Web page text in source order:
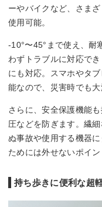
ーやバイクなど、さま
使用可能。
-10°〜45°まで使え、耐
わずトラブルに対応で
にも対応。スマホやタ
能なので、災害時でも大
さらに、安全保護機能
圧などを防ぎます。繊
ぬ事故や使用する機器
ためには外せないポイン
持ち歩きに便利な超